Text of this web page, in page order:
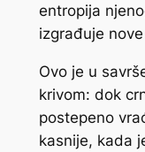
entropija
izgrađuje
Ovo je u
krivom: dok
postepeno
kasnije, kada